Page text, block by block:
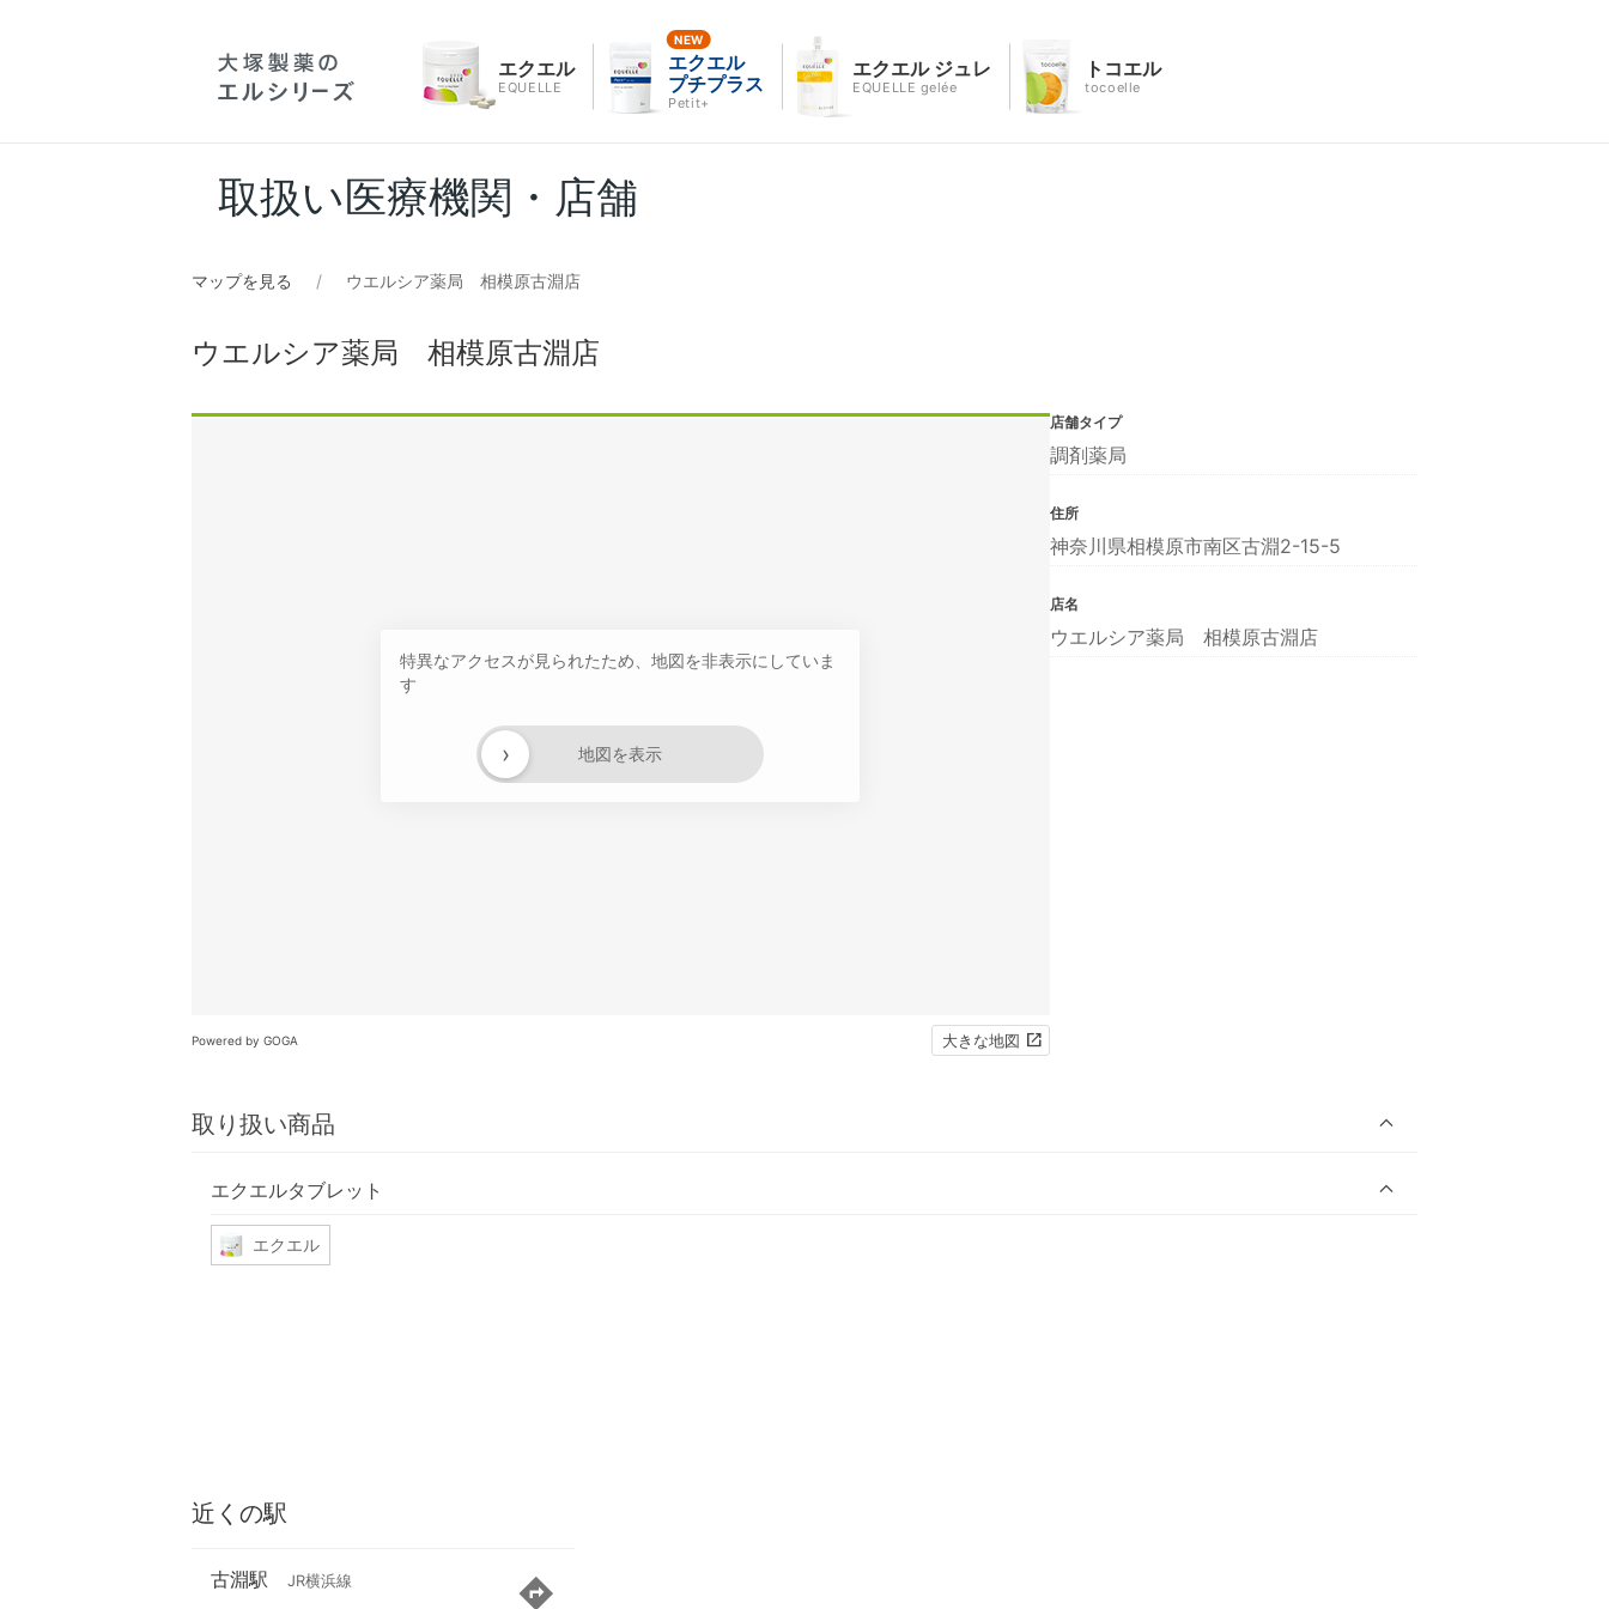
エクエル
EQUELLE
エクエル
プチプラス
Petit+
エクエル ジュレ
EQUELLE gelée
トコエル
tocoelle
取扱い医療機関・店舗
マップを見る ウエルシア薬局 相模原古淵店
ウエルシア薬局 相模原古淵店
特異なアクセスが見られたため、地図を非表示にしていま
す
地図を表示
›
Powered by GOGA 大きな地図
取り扱い商品
エクエルタブレット
エクエル
店舗タイプ
調剤薬局
住所
神奈川県相模原市南区古淵2-15-5
店名
ウエルシア薬局 相模原古淵店
近くの駅
古淵駅 JR横浜線